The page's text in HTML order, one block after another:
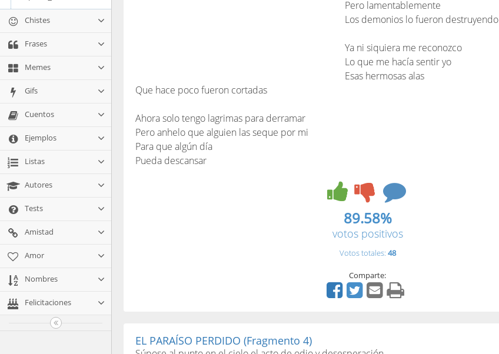
Chistes
Frases
Memes
Gifs
Cuentos
Ejemplos
Listas
Autores
Tests
Amistad
Amor
Nombres
Felicitaciones
Pero lamentablemente
Los demonios lo fueron destruyendo
Ya ni siquiera me reconozco
Lo que me hacía sentir yo
Esas hermosas alas
Que hace poco fueron cortadas
Ahora solo tengo lagrimas para derramar
Pero anhelo que alguien las seque por mi
Para que algún día
Pueda descansar
89.58%
votos positivos
Votos totales: 48
Comparte:
EL PARAÍSO PERDIDO (Fragmento 4)